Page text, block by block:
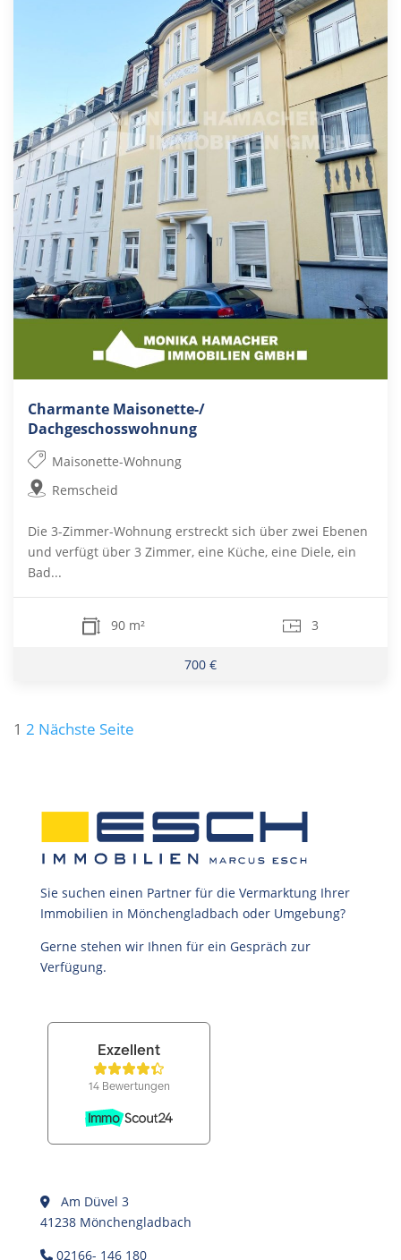
Charmante Maisonette-/
Dachgeschosswohnung
Maisonette-Wohnung
Remscheid
Die 3-Zimmer-Wohnung erstreckt sich über zwei Ebenen
und verfügt über 3 Zimmer, eine Küche, eine Diele, ein
Bad...
90 m² 3
700 €
Seitennummerierung
1 2 Nächste Seite
Sie suchen einen Partner für die Vermarktung Ihrer
Immobilien in Mönchengladbach oder Umgebung?
Gerne stehen wir Ihnen für ein Gespräch zur
Verfügung.
Am Düvel 3
41238 Mönchengladbach
02166- 146 180